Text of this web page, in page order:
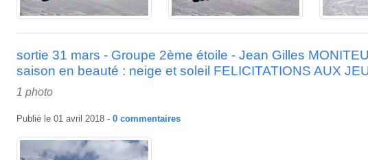
sortie 31 mars - Groupe 2ème étoile - Jean Gilles
saison en beauté : neige et soleil FELICITATIONS AUX
1 photo
Publié le 01 avril 2018 - 0 commentaires